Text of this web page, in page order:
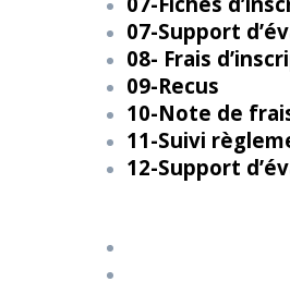
07-Support
08- Frais
09-Recus
10-Note de
11-Suivi
12-Support